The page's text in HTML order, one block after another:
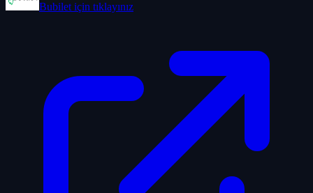
Bubilet için tıklayınız